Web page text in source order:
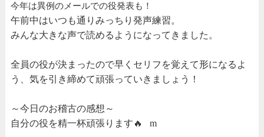
今年は異例のメールでの役発表も！
午前中はいつも通りみっちり発声練習。
みんな大きな声で読めるようになってきました。
全員の役が決まったので早くセリフを覚えて形になるよ
う、気を引き締めて頑張っていきましょう！
～今日のお稽古の感想～
自分の役を精一杯頑張ります🔥 m